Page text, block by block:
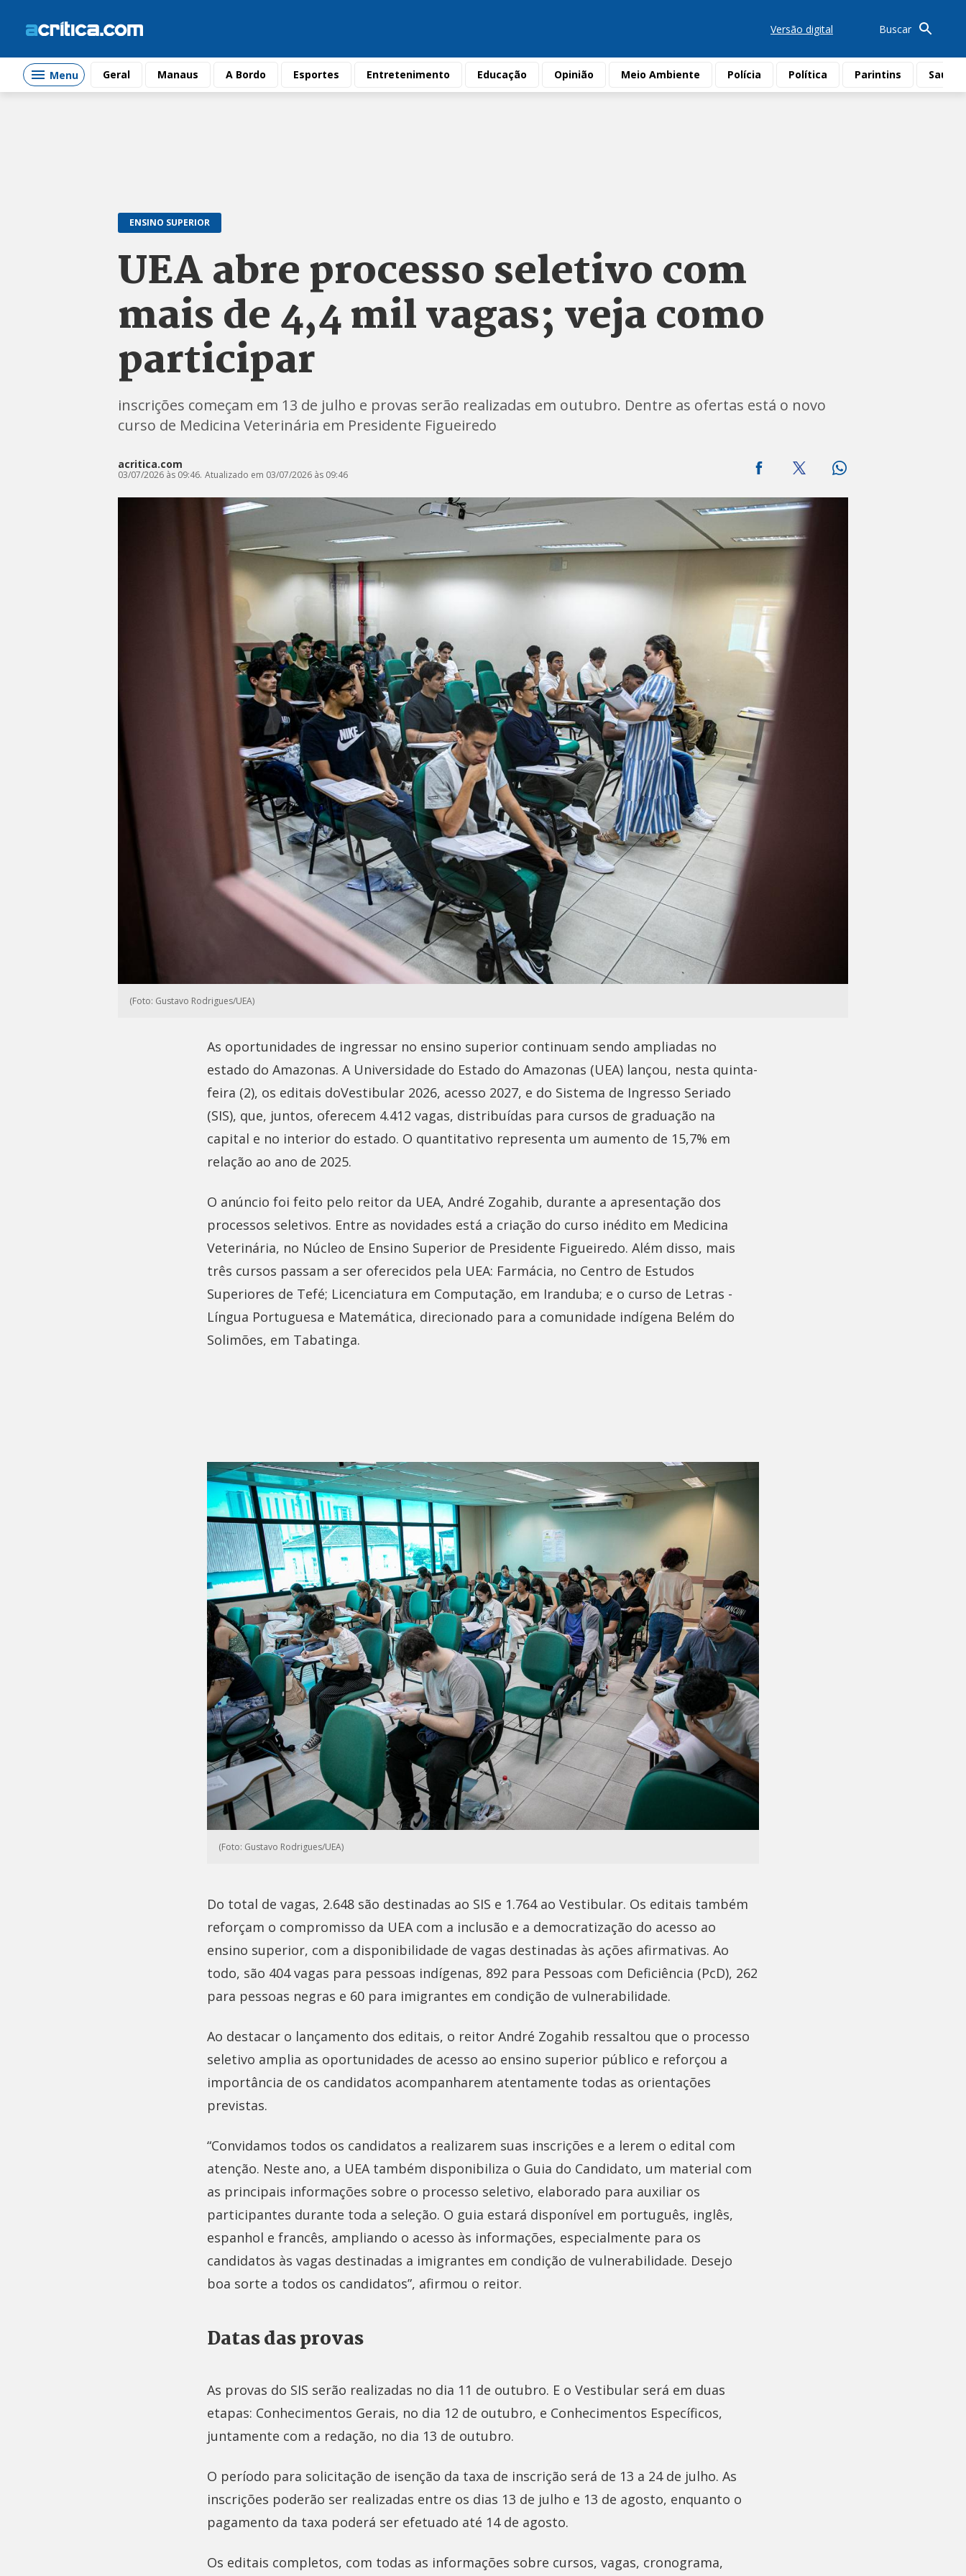
Versão digital Buscar
Menu Geral Manaus A Bordo Esportes Entretenimento Educação Opinião Meio Ambiente Polícia Política Parintins Saúde
ENSINO SUPERIOR
UEA abre processo seletivo com
mais de 4,4 mil vagas; veja como
participar
inscrições começam em 13 de julho e provas serão realizadas em outubro. Dentre as ofertas está o novo
curso de Medicina Veterinária em Presidente Figueiredo
acritica.com
03/07/2026 às 09:46. Atualizado em 03/07/2026 às 09:46
(Foto: Gustavo Rodrigues/UEA)
As oportunidades de ingressar no ensino superior continuam sendo ampliadas no
estado do Amazonas. A Universidade do Estado do Amazonas (UEA) lançou, nesta quinta-
feira (2), os editais doVestibular 2026, acesso 2027, e do Sistema de Ingresso Seriado
(SIS), que, juntos, oferecem 4.412 vagas, distribuídas para cursos de graduação na
capital e no interior do estado. O quantitativo representa um aumento de 15,7% em
relação ao ano de 2025.
O anúncio foi feito pelo reitor da UEA, André Zogahib, durante a apresentação dos
processos seletivos. Entre as novidades está a criação do curso inédito em Medicina
Veterinária, no Núcleo de Ensino Superior de Presidente Figueiredo. Além disso, mais
três cursos passam a ser oferecidos pela UEA: Farmácia, no Centro de Estudos
Superiores de Tefé; Licenciatura em Computação, em Iranduba; e o curso de Letras -
Língua Portuguesa e Matemática, direcionado para a comunidade indígena Belém do
Solimões, em Tabatinga.
(Foto: Gustavo Rodrigues/UEA)
Do total de vagas, 2.648 são destinadas ao SIS e 1.764 ao Vestibular. Os editais também
reforçam o compromisso da UEA com a inclusão e a democratização do acesso ao
ensino superior, com a disponibilidade de vagas destinadas às ações afirmativas. Ao
todo, são 404 vagas para pessoas indígenas, 892 para Pessoas com Deficiência (PcD), 262
para pessoas negras e 60 para imigrantes em condição de vulnerabilidade.
Ao destacar o lançamento dos editais, o reitor André Zogahib ressaltou que o processo
seletivo amplia as oportunidades de acesso ao ensino superior público e reforçou a
importância de os candidatos acompanharem atentamente todas as orientações
previstas.
“Convidamos todos os candidatos a realizarem suas inscrições e a lerem o edital com
atenção. Neste ano, a UEA também disponibiliza o Guia do Candidato, um material com
as principais informações sobre o processo seletivo, elaborado para auxiliar os
participantes durante toda a seleção. O guia estará disponível em português, inglês,
espanhol e francês, ampliando o acesso às informações, especialmente para os
candidatos às vagas destinadas a imigrantes em condição de vulnerabilidade. Desejo
boa sorte a todos os candidatos”, afirmou o reitor.
Datas das provas
As provas do SIS serão realizadas no dia 11 de outubro. E o Vestibular será em duas
etapas: Conhecimentos Gerais, no dia 12 de outubro, e Conhecimentos Específicos,
juntamente com a redação, no dia 13 de outubro.
O período para solicitação de isenção da taxa de inscrição será de 13 a 24 de julho. As
inscrições poderão ser realizadas entre os dias 13 de julho e 13 de agosto, enquanto o
pagamento da taxa poderá ser efetuado até 14 de agosto.
Os editais completos, com todas as informações sobre cursos, vagas, cronograma,